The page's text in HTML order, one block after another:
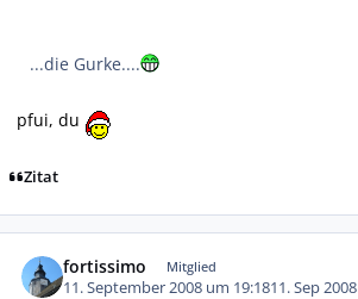
...die Gurke....
pfui, du
Zitat
fortissimo Mitglied
11. September 2008 um 19:1811. Sep 2008